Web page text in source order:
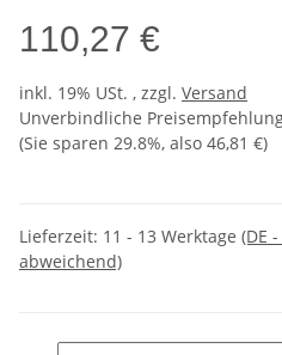
110,27 €
inkl. 19% USt. , zzgl. Versand
Unverbindliche
(Sie sparen 29.8%, also 46,81 €)
Lieferzeit: 11 - 13 Werktage (DE
abweichend)